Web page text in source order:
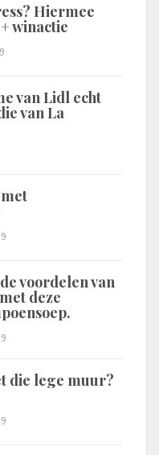
Hiermee
winactie
van Lidl echt
van La
voordelen van
deze
die lege muur?